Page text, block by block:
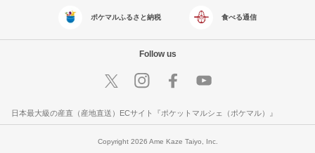
ポケマルふるさと納税 食べる通信
Follow us
日本最大級の産直（産地直送）ECサイト『ポケットマルシェ（ポケマル）』
Copyright 2026 Ame Kaze Taiyo, Inc.